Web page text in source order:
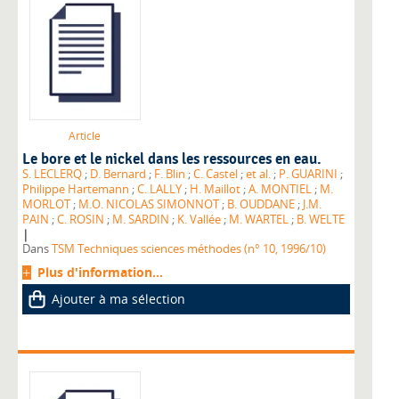
Article
Le bore et le nickel dans les ressources en eau.
S. LECLERQ ; D. Bernard ; F. Blin ;C. Castel ;et al. ; P. GUARINI ;
Philippe Hartemann ;C. LALLY ; H. Maillot ;A. MONTIEL ; M.
MORLOT ; M.O. NICOLAS SIMONNOT ; B. OUDDANE ; J.M.
PAIN ;C. ROSIN ; M. SARDIN ; K. Vallée ; M. WARTEL ; B. WELTE
|
DansTSM Techniques sciences méthodes (n° 10, 1996/10)
Plus d'information...
Ajouter à ma sélection